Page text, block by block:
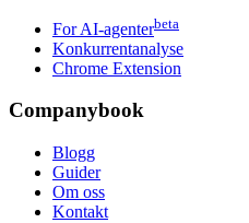
For AI-agenterbeta
Konkurrentanalyse
Chrome Extension
Companybook
Blogg
Guider
Om oss
Kontakt